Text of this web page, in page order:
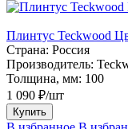
Плинтус Teckwood
Страна: Россия
Производитель:
Толщина, мм: 100
1 090 ₽/шт
Купить